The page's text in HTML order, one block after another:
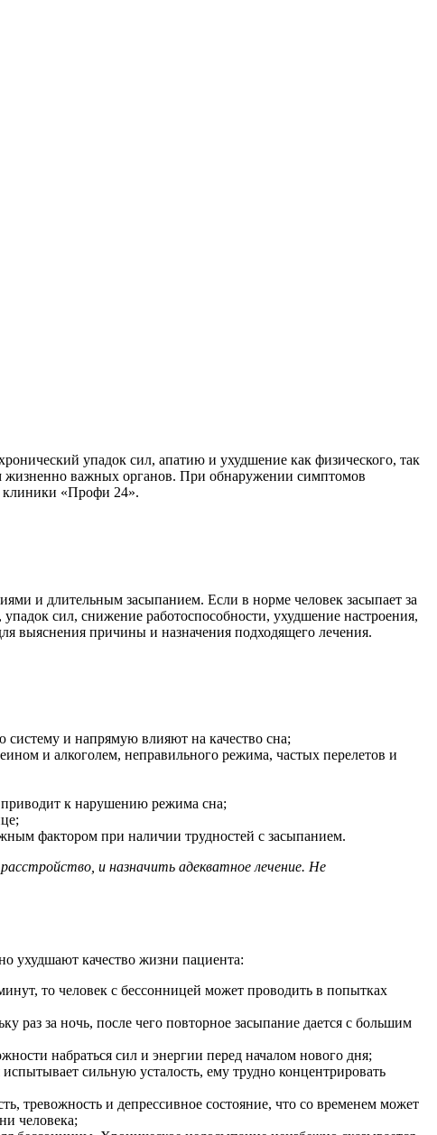
упадок сил, апатию и ухудшение как физического, так
жизненно важных органов. При обнаружении симптомов
клиники «Профи 24».
и длительным засыпанием. Если в норме человек засыпает за
упадок сил, снижение работоспособности, ухудшение настроения,
выяснения причины и назначения подходящего лечения.
и напрямую влияют на качество сна;
и алкоголем, неправильного режима, частых перелетов и
к нарушению режима сна;
фактором при наличии трудностей с засыпанием.
и назначить адекватное лечение. Не
ухудшают качество жизни пациента:
то человек с бессонницей может проводить в попытках
раз за ночь, после чего повторное засыпание дается с большим
набраться сил и энергии перед началом нового дня;
сильную усталость, ему трудно концентрировать
тревожность и депрессивное состояние, что со временем может
человека;